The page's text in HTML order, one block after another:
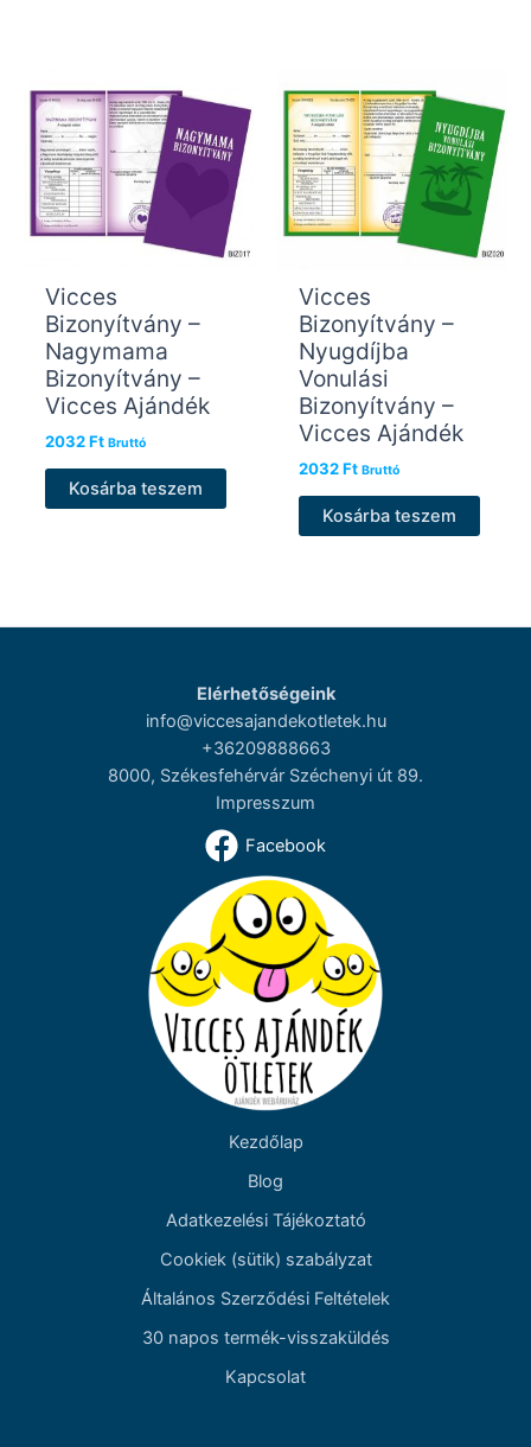
Vicces
Bizonyítvány –
Nagymama
Bizonyítvány –
Vicces Ajándék
2032Ft Bruttó
Kosárba teszem
Vicces
Bizonyítvány –
Nyugdíjba
Vonulási
Bizonyítvány –
Vicces Ajándék
2032Ft Bruttó
Kosárba teszem
Elérhetőségeink
info@viccesajandekotletek.hu
+36209888663
8000, Székesfehérvár Széchenyi út 89.
Impresszum
Facebook
Kezdőlap
Blog
Adatkezelési Tájékoztató
Cookiek (sütik) szabályzat
Általános Szerződési Feltételek
30 napos termék-visszaküldés
Kapcsolat